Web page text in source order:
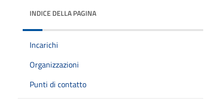
INDICE DELLA PAGINA
Incarichi
Organizzazioni
Punti di contatto